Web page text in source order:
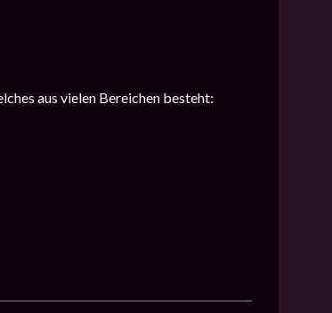
aus vielen Bereichen besteht: